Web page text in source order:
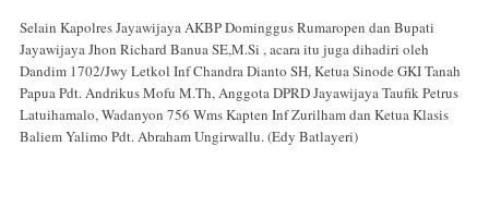
Selain Kapolres Jayawijaya AKBP Dominggus Rumaropen dan Bupati
Jayawijaya Jhon Richard Banua SE,M.Si , acara itu juga dihadiri oleh
Dandim 1702/Jwy Letkol Inf Chandra Dianto SH, Ketua Sinode GKI Tanah
Papua Pdt. Andrikus Mofu M.Th, Anggota DPRD Jayawijaya Taufik Petrus
Latuihamalo, Wadanyon 756 Wms Kapten Inf Zurilham dan Ketua Klasis
Baliem Yalimo Pdt. Abraham Ungirwallu. (Edy Batlayeri)